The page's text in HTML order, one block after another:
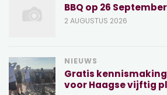
BBQ op 26 September
2 AUGUSTUS 2026
NIEUWS
Gratis
voor Haagse vijftig